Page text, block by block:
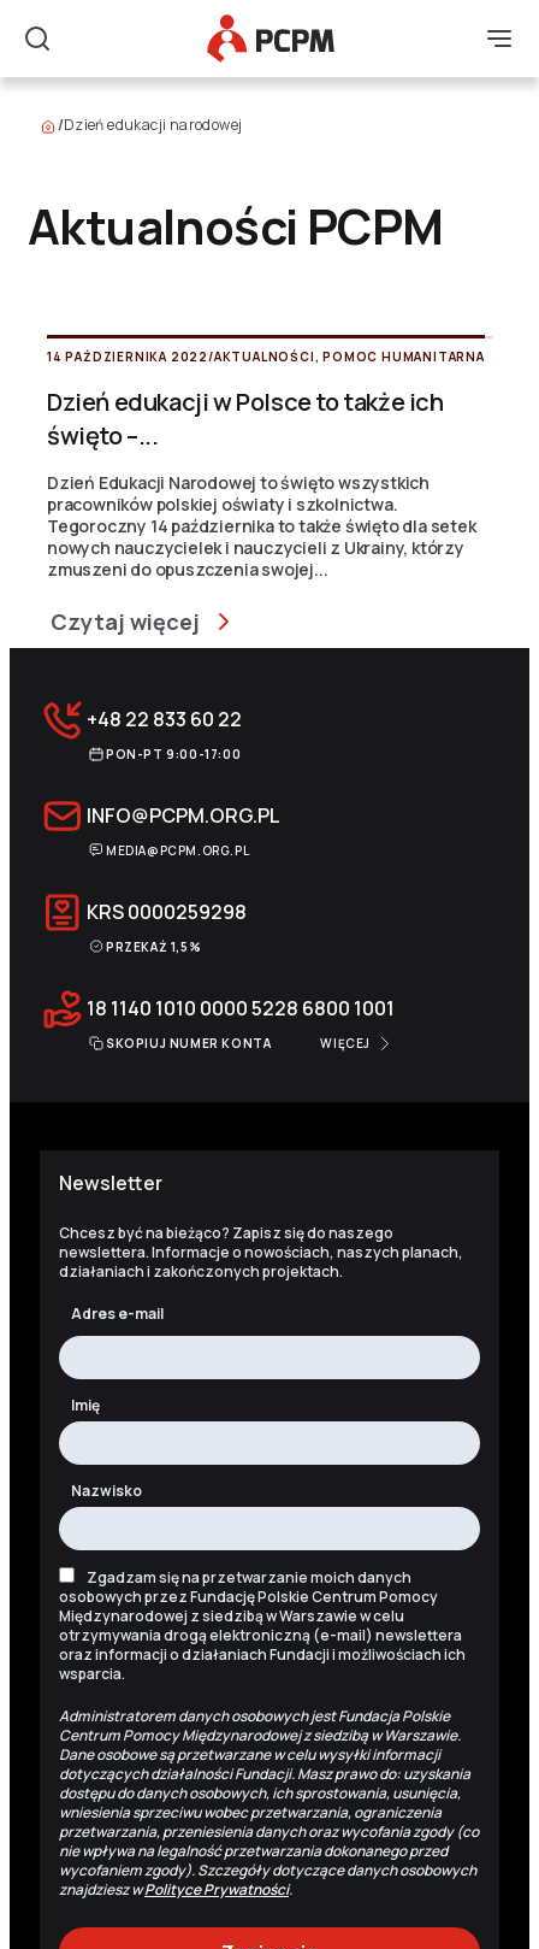
Szukaj
Główne Logo
/Dzień edukacji narodowej
Aktualności PCPM
14 PAŹDZIERNIKA 2022 /AKTUALNOŚCI ,POMOC HUMANITARNA
Dzień edukacji w Polsce to także ich
święto –...
Dzień Edukacji Narodowej to święto wszystkich
pracowników polskiej oświaty i szkolnictwa.
Tegoroczny 14 października to także święto dla setek
nowych nauczycielek i nauczycieli z Ukrainy, którzy
zmuszeni do opuszczenia swojej...
Czytaj więcej
+48 22 833 60 22
PON-PT 9:00-17:00
INFO@PCPM.ORG.PL
MEDIA@PCPM.ORG.PL
KRS0000259298
PRZEKAŻ 1,5%
18 1140 1010 0000 5228 6800 1001
SKOPIUJ NUMER KONTA WIĘCEJ
Newsletter
Chcesz być na bieżąco? Zapisz się do naszego
newslettera. Informacje o nowościach, naszych planach,
działaniach i zakończonych projektach.
Adres e-mail
Imię
Nazwisko
Zgadzam się na przetwarzanie moich danych
osobowych przez Fundację Polskie Centrum Pomocy
Międzynarodowej z siedzibą w Warszawie w celu
otrzymywania drogą elektroniczną (e-mail) newslettera
oraz informacji o działaniach Fundacji i możliwościach ich
wsparcia.
Administratorem danych osobowych jest Fundacja Polskie
Centrum Pomocy Międzynarodowej z siedzibą w Warszawie.
Dane osobowe są przetwarzane w celu wysyłki informacji
dotyczących działalności Fundacji. Masz prawo do: uzyskania
dostępu do danych osobowych, ich sprostowania, usunięcia,
wniesienia sprzeciwu wobec przetwarzania, ograniczenia
przetwarzania, przeniesienia danych oraz wycofania zgody (co
nie wpływa na legalność przetwarzania dokonanego przed
wycofaniem zgody). Szczegóły dotyczące danych osobowych
znajdziesz wPolityce Prywatności.